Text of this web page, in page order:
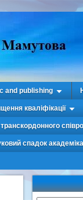
and publishing
кваліфікації
спадок